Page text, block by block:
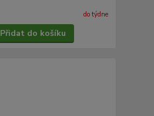
do týdne
Přidat do košíku